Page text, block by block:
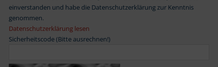
einverstanden und habe die Datenschutzerklärung zur Kenntnis
genommen.
Datenschutzerklärung lesen
Sicherheitscode (Bitte ausrechnen!)